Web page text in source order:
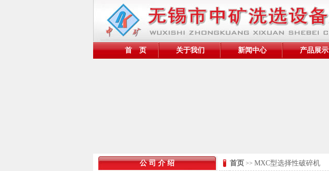
首 页 关于我们 新闻中心 产品展示
公 司 介 绍 首页 >> MXC型选择性破碎机